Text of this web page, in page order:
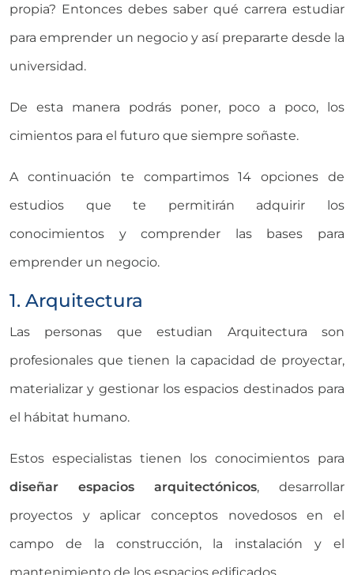
propia? Entonces debes saber qué carrera estudiar
para emprender un negocio y así prepararte desde la
universidad.
De esta manera podrás poner, poco a poco, los
cimientos para el futuro que siempre soñaste.
A continuación te compartimos 14 opciones de
estudios que te permitirán adquirir los
conocimientos y comprender las bases para
emprender un negocio.
1. Arquitectura
Las personas que estudian Arquitectura son
profesionales que tienen la capacidad de proyectar,
materializar y gestionar los espacios destinados para
el hábitat humano.
Estos especialistas tienen los conocimientos para
diseñar espacios arquitectónicos, desarrollar
proyectos y aplicar conceptos novedosos en el
campo de la construcción, la instalación y el
mantenimiento de los espacios edificados.